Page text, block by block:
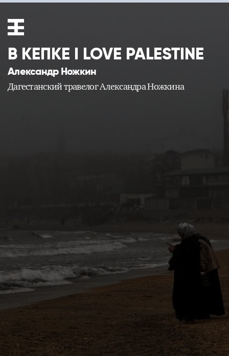
a
В КЕПКЕ I LOVE PALESTINE
Александр Ножкин
Дагестанский травелог Александра Ножкина